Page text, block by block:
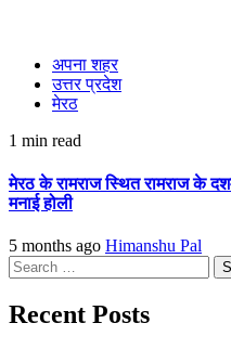
अपना शहर
उत्तर प्रदेश
मेरठ
1 min read
मेरठ के रामराज स्थित रामराज के
मनाई होली
5 months ago Himanshu Pal
Search
for:
Recent Posts